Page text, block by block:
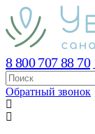
8 800 707 88 70
Обратный звонок